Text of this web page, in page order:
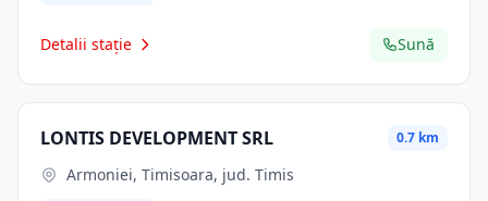
Detalii stație Sună
LONTIS DEVELOPMENT SRL 0.7 km
Armoniei, Timisoara, jud. Timis